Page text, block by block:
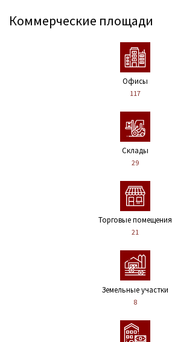
Коммерческие площади
Офисы
117
Склады
29
Торговые помещения
21
Земельные участки
8